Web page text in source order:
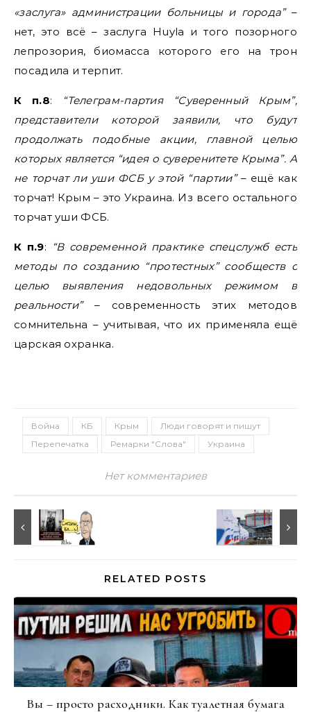
«заслуга» администрации больницы и города”–
нет, это всё – заслуга Huyla и того позорного
лепрозория, биомасса которого его на трон
посадила и терпит.
К п.8:
“Телеграм-партия “Суверенный Крым”,
представители которой заявили, что будут
продолжать подобные акции, главной целью
которых является “идея о суверенитете Крыма”. А
не торчат ли уши ФСБ у этой “партии”– ещё как
торчат! Крым – это Украина. Из всего остального
торчат уши ФСБ.
К п.9:
“В современной практике спецслужб есть
методы по созданию “протестных” сообществ с
целью выявления недовольных режимом в
реальности”– современность этих методов
сомнительна – учитывая, что их применяла ещё
царская охранка.
Война КБ Крым
Люди говорят и пишут
Перепечатка
Ремарки "Слова" Украина
Нет комментариев
RELATED POSTS
Вы – просто расходники. Как туалетная бумага